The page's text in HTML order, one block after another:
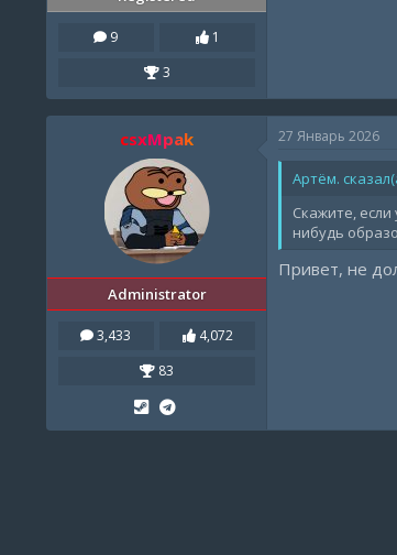
9
1
3
csxMpak
Administrator
3,433
4,072
83
27 Январь 2026
Артём.
Скажите,
нибудь
Привет, не